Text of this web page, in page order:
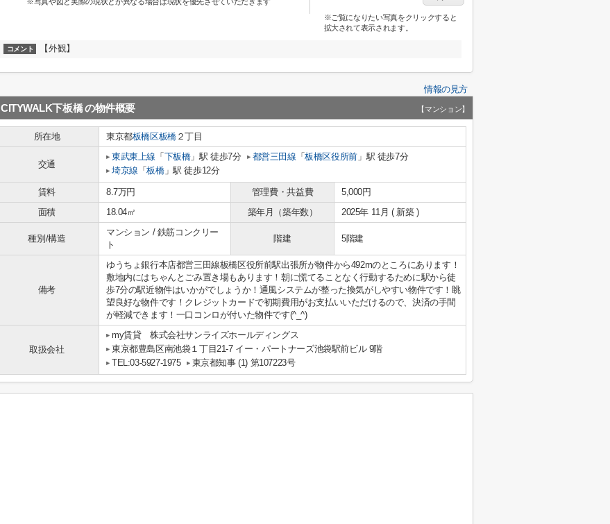
※ご覧になりたい写真をクリックすると
拡大されて表示されます。
コメント 【外観】
情報の見方
CITYWALK下板橋の物件概要 【マンション】
所在地 東京都板橋区板橋２丁目
交通
東武東上線 「 下板橋」駅 徒歩7分 都営三田線 「板橋区役所前」駅 徒歩7分
埼京線 「板橋」駅 徒歩12分
賃料 8.7万円 管理費・共益費
5,000円
面積
18.04㎡ 築年月（築年数） 2025年 11月 ( 新築 )
種別/構造
マンション / 鉄筋コンクリー
ト
階建 5階建
備考
ゆうちょ銀行本店都営三田線板橋区役所前駅出張所が物件から492mのところにあります！
敷地内にはちゃんとごみ置き場もあります！朝に慌てることなく行動するために駅から徒
歩7分の駅近物件はいかがでしょうか！通風システムが整った換気がしやすい物件です！眺
望良好な物件です！クレジットカードで初期費用がお支払いいただけるので、決済の手間
が軽減できます！一口コンロが付いた物件です(^_^)
取扱会社
my賃貸 株式会社サンライズホールディングス
東京都豊島区南池袋１丁目21-7 イー・パートナーズ池袋駅前ビル 9階
TEL:03-5927-1975
東京都知事 (1) 第107223号